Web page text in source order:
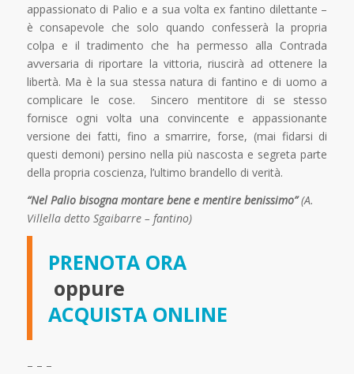
appassionato di Palio e a sua volta ex fantino dilettante –
è consapevole che solo quando confesserà la propria
colpa e il tradimento che ha permesso alla Contrada
avversaria di riportare la vittoria, riuscirà ad ottenere la
libertà. Ma è la sua stessa natura di fantino e di uomo a
complicare le cose. Sincero mentitore di se stesso
fornisce ogni volta una convincente e appassionante
versione dei fatti, fino a smarrire, forse, (mai fidarsi di
questi demoni) persino nella più nascosta e segreta parte
della propria coscienza, l’ultimo brandello di verità.
“Nel Palio bisogna montare bene e mentire benissimo”(A.
Villella detto Sgaibarre – fantino)
PRENOTA ORA
oppure
ACQUISTA ONLINE
– – –